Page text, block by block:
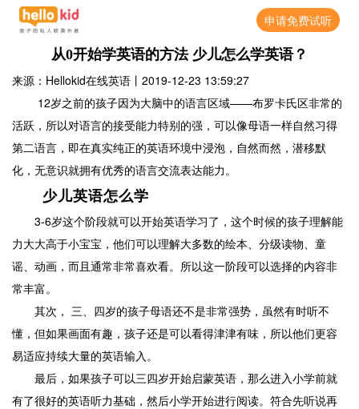
申请免费试听
从0开始学英语的方法 少儿怎么学英语？
来源：Hellokid在线英语 丨 2019-12-23 13:59:27
12岁之前的孩子因为大脑中的语言区域——布罗卡氏区非常的
活跃，所以对语言的接受能力特别的强，可以像母语一样自然习得
第二语言，即在真实纯正的英语环境中浸泡，自然而然，潜移默
化，无意识就拥有优秀的语言交流表达能力。
少儿英语怎么学
3-6岁这个阶段就可以开始英语学习了，这个时候的孩子理解能
力大大高于小宝宝，他们可以理解大多数的绘本、分级读物、童
谣、动画，而且通常非常喜欢看。所以这一阶段可以选择的内容非
常丰富。
其次， 三、四岁的孩子母语还不是非常强势，虽然有时听不
懂，但如果画面有趣，孩子还是可以看得津津有味，所以他们更容
易适应持续大量的英语输入。
最后，如果孩子可以三四岁开始启蒙英语，那么进入小学前就
有了很好的英语听力基础，然后小学开始进行阅读。符合先听说再